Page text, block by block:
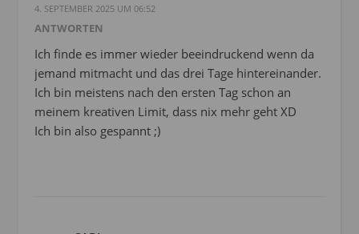
4. SEPTEMBER 2025 UM 06:52
ANTWORTEN
Ich finde es immer wieder beeindruckend wenn da
jemand mitmacht und das drei Tage hintereinander.
Ich bin meistens nach den ersten Tag schon an
meinem kreativen Limit, dass nix mehr geht XD
Ich bin also gespannt ;)